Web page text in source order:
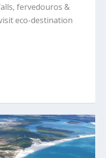
fervedouros &
eco-destination